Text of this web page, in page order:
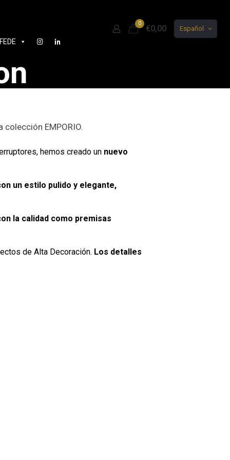
0
€0,00 Español
EMPORIO.
hemos creado un nuevo
un estilo pulido y elegante,
la calidad como premisas
de Alta Decoración. Los detalles